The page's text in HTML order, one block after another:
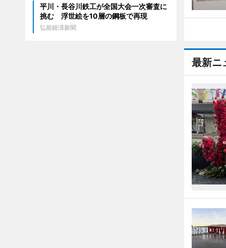
最新ニ
平川・長谷川鉄工が全国大会一次審査に
挑む 浮世絵を10層の鋼板で再現
弘前経済新聞